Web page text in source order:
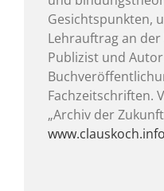
Gesichtspunkten,
Lehrauftrag an
Publizist und
Fachzeitschriften.
„Archiv der
www.clauskoch.info